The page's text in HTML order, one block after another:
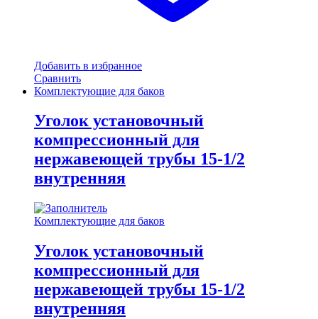
Добавить в избранное
Сравнить
Комплектующие для баков
Уголок установочный
компрессионный для
нержавеющей трубы 15-1/2
внутренняя
Комплектующие для баков
Уголок установочный
компрессионный для
нержавеющей трубы 15-1/2
внутренняя